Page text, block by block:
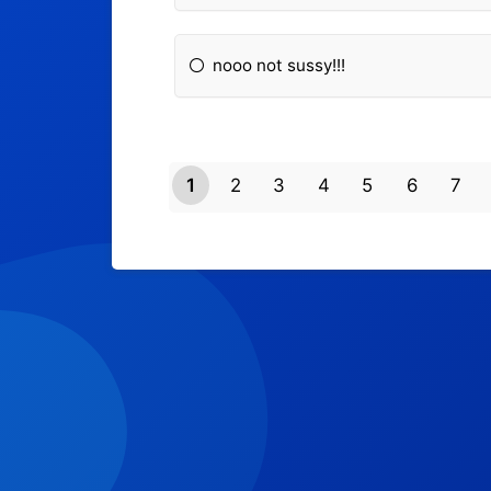
nooo not sussy!!!
1 2 3 4 5 6 7